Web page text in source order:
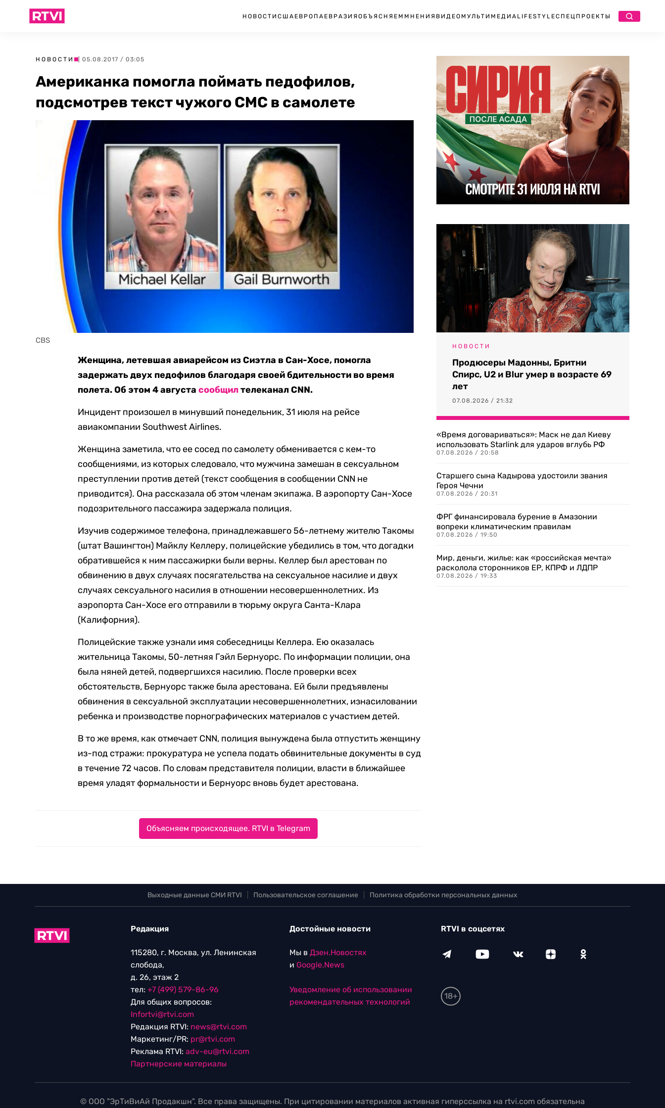
НОВОСТИ США ЕВРОПА ЕВРАЗИЯ ОБЪЯСНЯЕМ МНЕНИЯ ВИДЕО МУЛЬТИМЕДИА LIFESTYLEСПЕЦПРОЕКТЫ
НОВОСТИ | 05.08.2017 / 03:05
Американка помогла поймать педофилов,
подсмотрев текст чужого СМС в самолете
CBS
Женщина, летевшая авиарейсом из Сиэтла в Сан-Хосе, помогла
задержать двух педофилов благодаря своей бдительности во время
полета. Об этом 4 августасообщилтелеканал CNN.
Инцидент произошел в минувший понедельник, 31 июля на рейсе
авиакомпании Southwest Airlines.
Женщина заметила, что ее сосед по самолету обменивается с кем-то
сообщениями, из которых следовало, что мужчина замешан в сексуальном
преступлении против детей (текст сообщения в сообщении CNN не
приводится). Она рассказала об этом членам экипажа. В аэропорту Сан-Хосе
подозрительного пассажира задержала полиция.
Изучив содержимое телефона, принадлежавшего 56-летнему жителю Такомы
(штат Вашингтон) Майклу Келлеру, полицейские убедились в том, что догадки
обратившейся к ним пассажирки были верны. Келлер был арестован по
обвинению в двух случаях посягательства на сексуальное насилие и двух
случаях сексуального насилия в отношении несовершеннолетних. Из
аэропорта Сан-Хосе его отправили в тюрьму округа Санта-Клара
(Калифорния).
Полицейские также узнали имя собеседницы Келлера. Ею оказалась
жительница Такомы, 50-летняя Гэйл Бернуорс. По информации полиции, она
была няней детей, подвергшихся насилию. После проверки всех
обстоятельств, Бернуорс также была арестована. Ей были предъявлены
обвинения в сексуальной эксплуатации несовершеннолетних, изнасиловании
ребенка и производстве порнографических материалов с участием детей.
В то же время, как отмечает CNN, полиция вынуждена была отпустить женщину
из-под стражи: прокуратура не успела подать обвинительные документы в суд
в течение 72 часов. По словам представителя полиции, власти в ближайшее
время уладят формальности и Бернуорс вновь будет арестована.
Объясняем происходящее. RTVI в Telegram
НОВОСТИ
Продюсеры Мадонны, Бритни
Спирс, U2 и Blur умер в возрасте 69
лет
07.08.2026 / 21:32
«Время договариваться»: Маск не дал Киеву
использовать Starlink для ударов вглубь РФ
07.08.2026 / 20:58
Старшего сына Кадырова удостоили звания
Героя Чечни
07.08.2026 / 20:31
ФРГ финансировала бурение в Амазонии
вопреки климатическим правилам
07.08.2026 / 19:50
Мир, деньги, жилье: как «российская мечта»
расколола сторонников ЕР, КПРФ и ЛДПР
07.08.2026 / 19:33
Выходные данные СМИ RTVI Пользовательское соглашение Политика обработки персональных данных
Редакция
115280, г. Москва, ул. Ленинская
слобода,
д. 26, этаж 2
тел: +7 (499) 579-86-96
Для общих вопросов:
Infortvi@rtvi.com
Редакция RTVI: news@rtvi.com
Маркетинг/PR: pr@rtvi.com
Реклама RTVI: adv-eu@rtvi.com
Партнерские материалы
Достойные новости
Мы в Дзен.Новостях
и Google.News
Уведомление об использовании
рекомендательных технологий
RTVI в соцсетях
18+
© ООО "ЭрТиВиАй Продакшн". Все права защищены. При цитировании материалов активная гиперссылка на rtvi.com обязательна